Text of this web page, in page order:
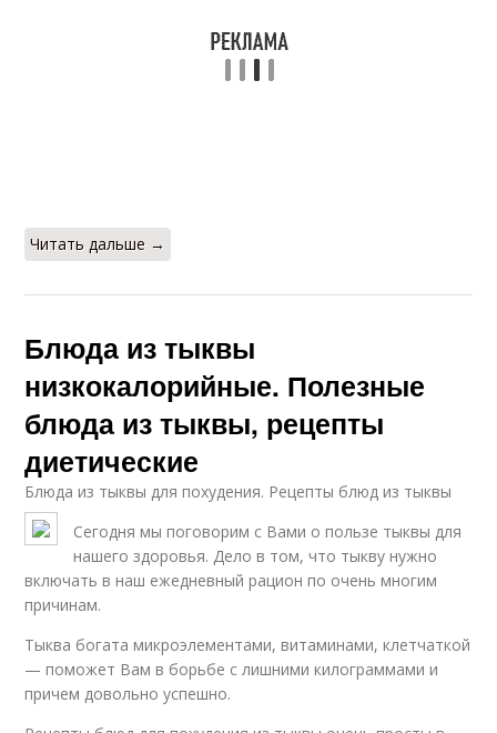
Читать дальше →
Блюда из тыквы
низкокалорийные. Полезные
блюда из тыквы, рецепты
диетические
Блюда из тыквы для похудения. Рецепты блюд из тыквы
Сегодня мы поговорим с Вами о пользе тыквы для
нашего здоровья. Дело в том, что тыкву нужно
включать в наш ежедневный рацион по очень многим
причинам.
Тыква богата микроэлементами, витаминами, клетчаткой
— поможет Вам в борьбе с лишними килограммами и
причем довольно успешно.